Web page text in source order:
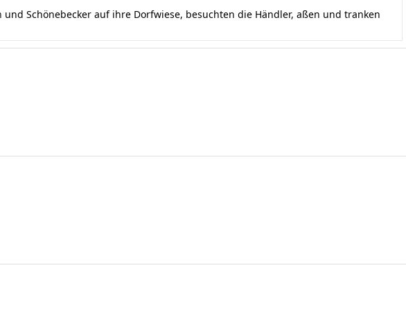
Schönebecker auf ihre Dorfwiese, besuchten die Händler, aßen und tranken